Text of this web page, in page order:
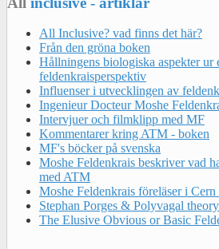
All Inclusive? vad finns det här?
Från den gröna boken
Hållningens biologiska aspekter ur
feldenkraisperspektiv
Influenser i utvecklingen av
Ingenieur Docteur Moshe
Intervjuer och filmklipp med MF
Kommentarer kring ATM - boken
MF's böcker på svenska
Moshe Feldenkrais beskriver vad
med ATM
Moshe Feldenkrais föreläser i Cern
Stephan Porges & Polyvagal theory
The Elusive Obvious or Basic